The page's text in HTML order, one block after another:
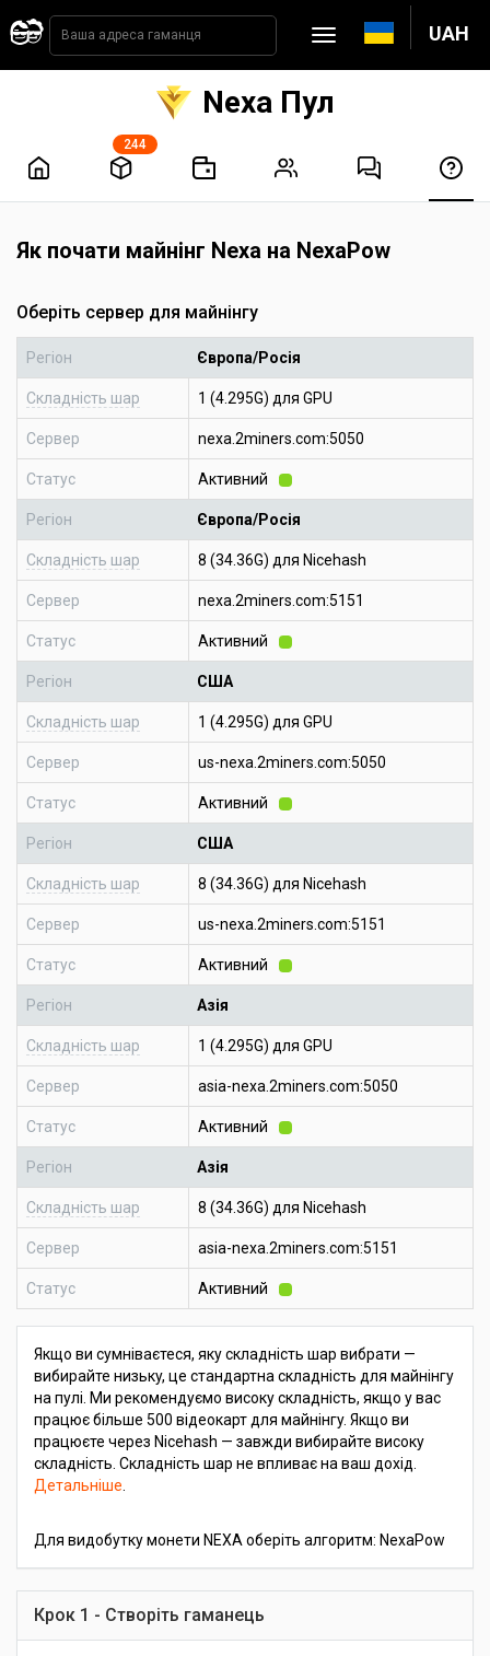
UAH
Nexa Пул
244
Як почати майнінг Nexa на NexaPow
Оберіть сервер для майнінгу
Регіон Європа/Росія
Складність шар 1 (4.295G) для GPU
Сервер nexa.2miners.com:5050
Статус Активний
Регіон Європа/Росія
Складність шар 8 (34.36G) для Nicehash
Сервер nexa.2miners.com:5151
Статус Активний
Регіон США
Складність шар 1 (4.295G) для GPU
Сервер us-nexa.2miners.com:5050
Статус Активний
Регіон США
Складність шар 8 (34.36G) для Nicehash
Сервер us-nexa.2miners.com:5151
Статус Активний
Регіон Азія
Складність шар 1 (4.295G) для GPU
Сервер asia-nexa.2miners.com:5050
Статус Активний
Регіон Азія
Складність шар 8 (34.36G) для Nicehash
Сервер asia-nexa.2miners.com:5151
Статус Активний
Якщо ви сумніваєтеся, яку складність шар вибрати —
вибирайте низьку, це стандартна складність для майнінгу
на пулі. Ми рекомендуємо високу складність, якщо у вас
працює більше 500 відеокарт для майнінгу. Якщо ви
працюєте через Nicehash — завжди вибирайте високу
складність. Складність шар не впливає на ваш дохід.
Детальніше
Для видобутку монети NEXA оберіть алгоритм: NexaPow
Крок 1 - Створіть гаманець